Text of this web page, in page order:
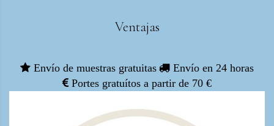
Ventajas
Envío de muestras gratuitas
Envío en 24 horas
Portes gratuítos a partir de 70 €